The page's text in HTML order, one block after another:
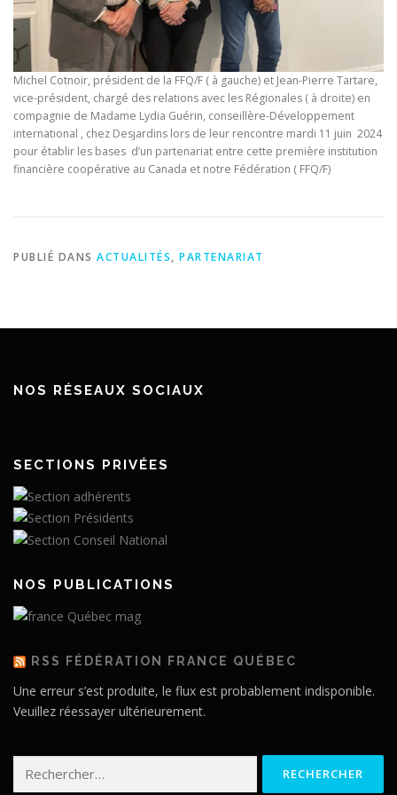
Michel Cotnoir, président de la FFQ/F ( à gauche) et Jean-Pierre Tartare,
vice-président, chargé des relations avec les Régionales ( à droite) en
compagnie de Madame Lydia Guérin, conseillère-Développement
international , chez Desjardins lors de leur rencontre mardi 11 juin 2024
pour établir les bases d’un partenariat entre cette première institution
financière coopérative au Canada et notre Fédération ( FFQ/F)
PUBLIÉ DANS ACTUALITÉS, PARTENARIAT
NOS RÉSEAUX SOCIAUX
SECTIONS PRIVÉES
NOS PUBLICATIONS
RSS FÉDÉRATION FRANCE QUÉBEC
Une erreur s’est produite, le flux est probablement indisponible.
Veuillez réessayer ultérieurement.
Rechercher :